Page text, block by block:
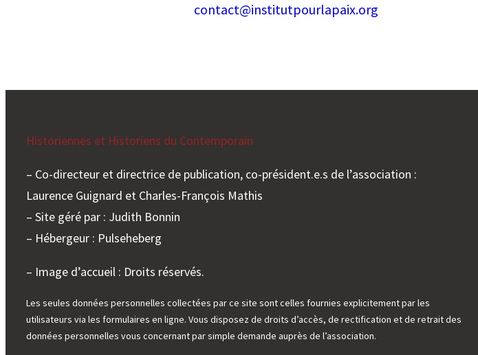
contact@institutpourlapaix.org
Historiennes et Historiens du Contemporain
– Co-directeur et directrice de publication, co-président.e.s de l’association :
Laurence Guignard et Charles-François Mathis
– Site géré par : Judith Bonnin
– Hébergeur : Pulseheberg
– Image d’accueil : Droits réservés.
Les seules données personnelles collectées par ce site sont celles fournies explicitement par les
utilisateurs via les formulaires en ligne. Vous disposez de droits d’accès, de rectification et de retrait des
données personnelles vous concernant par simple demande auprès de l’association.